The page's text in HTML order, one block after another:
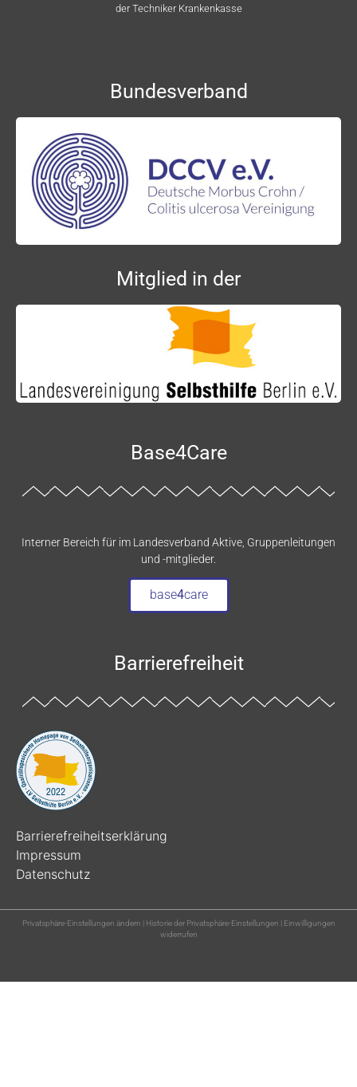
der Techniker Krankenkasse
Bundesverband
Mitglied in der
Base4Care
Interner Bereich für im Landesverband Aktive, Gruppenleitungen
und -mitglieder.
base4care
Barrierefreiheit
Barrierefreiheitserklärung
Impressum
Datenschutz
Privatsphäre-Einstellungen ändern | Historie der Privatsphäre-Einstellungen | Einwilligungen
widerrufen